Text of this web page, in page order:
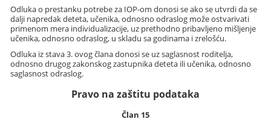
Odluka o prestanku potrebe za IOP-om donosi se ako se utvrdi da se
dalji napredak deteta, učenika, odnosno odraslog može ostvarivati
primenom mera individualizacije, uz prethodno pribavljeno mišljenje
učenika, odnosno odraslog, u skladu sa godinama i zrelošću.
Odluka iz stava 3. ovog člana donosi se uz saglasnost roditelja,
odnosno drugog zakonskog zastupnika deteta ili učenika, odnosno
saglasnost odraslog.
Pravo na zaštitu podataka
Član 15